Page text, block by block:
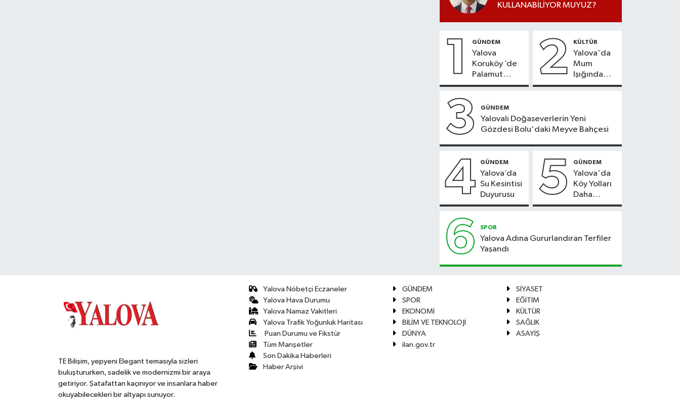
KULLANABİLİYOR MUYUZ?
1 GÜNDEM
Yalova
Koruköy ’de
Palamut
Sezonu
2 KÜLTÜR
Yalova'da
Mum
Işığında
Konser
3 GÜNDEM
Yalovalı Doğaseverlerin Yeni
Gözdesi Bolu'daki Meyve Bahçesi
4 GÜNDEM
Yalova’da
Su Kesintisi
Duyurusu
5 GÜNDEM
Yalova'da
Köy Yolları
Daha
Güvenli
6 SPOR
Yalova Adına Gururlandıran Terfiler
Yaşandı
TE Bilişim, yepyeni Elegant temasıyla sizleri
buluştururken, sadelik ve modernizmi bir araya
getiriyor. Şatafattan kaçınıyor ve insanlara haber
okuyabilecekleri bir altyapı sunuyor.
Yalova Nöbetçi Eczaneler
Yalova Hava Durumu
Yalova Namaz Vakitleri
Yalova Trafik Yoğunluk Haritası
Puan Durumu ve Fikstür
Tüm Manşetler
Son Dakika Haberleri
Haber Arşivi
GÜNDEM
SİYASET
SPOR
EĞİTİM
EKONOMİ
KÜLTÜR
BİLİM VE TEKNOLOJİ
SAĞLIK
DÜNYA
ASAYİŞ
ilan.gov.tr